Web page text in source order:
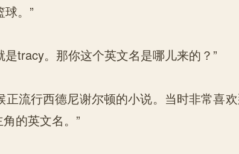
。”
tracy。那你这个英文名是哪儿来的？”
流行西德尼谢尔顿的小说。当时非常喜欢
的英文名。”